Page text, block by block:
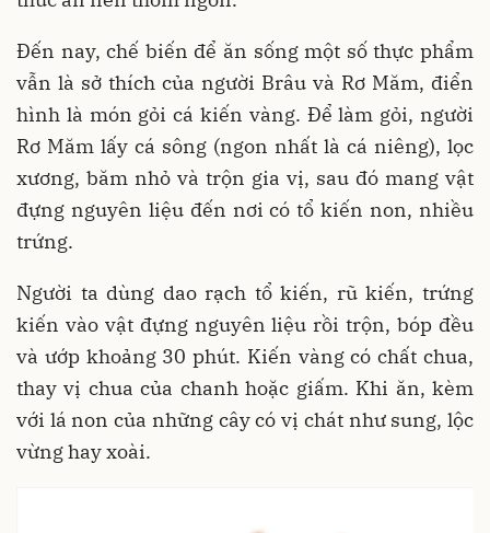
Đến nay, chế biến để ăn sống một số thực phẩm
vẫn là sở thích của người Brâu và Rơ Măm, điển
hình là món gỏi cá kiến vàng. Để làm gỏi, người
Rơ Măm lấy cá sông (ngon nhất là cá niêng), lọc
xương, băm nhỏ và trộn gia vị, sau đó mang vật
đựng nguyên liệu đến nơi có tổ kiến non, nhiều
trứng.
Người ta dùng dao rạch tổ kiến, rũ kiến, trứng
kiến vào vật đựng nguyên liệu rồi trộn, bóp đều
và ướp khoảng 30 phút. Kiến vàng có chất chua,
thay vị chua của chanh hoặc giấm. Khi ăn, kèm
với lá non của những cây có vị chát như sung, lộc
vừng hay xoài.